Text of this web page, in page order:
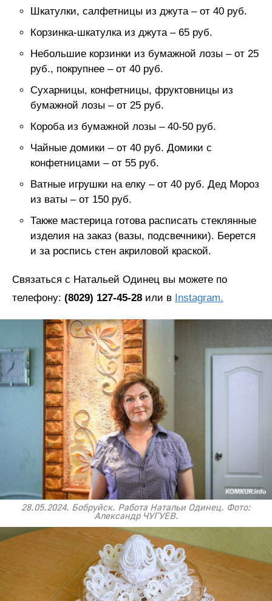
Шкатулки, салфетницы из джута – от 40 руб.
Корзинка-шкатулка из джута – 65 руб.
Небольшие корзинки из бумажной лозы – от 25
руб., покрупнее – от 40 руб.
Сухарницы, конфетницы, фруктовницы из
бумажной лозы – от 25 руб.
Короба из бумажной лозы – 40-50 руб.
Чайные домики – от 40 руб. Домики с
конфетницами – от 55 руб.
Ватные игрушки на елку – от 40 руб. Дед Мороз
из ваты – от 150 руб.
Также мастерица готова расписать стеклянные
изделия на заказ (вазы, подсвечники). Берется
и за роспись стен акриловой краской.
Связаться с Натальей Одинец вы можете по
телефону: (8029) 127-45-28 или в Instagram.
28.05.2024. Бобруйск. Работа Натальи Одинец. Фото:
Александр ЧУГУЕВ.